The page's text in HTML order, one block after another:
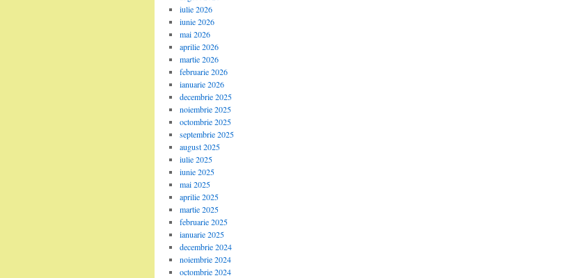
iulie 2026
iunie 2026
mai 2026
aprilie 2026
martie 2026
februarie 2026
ianuarie 2026
decembrie 2025
noiembrie 2025
octombrie 2025
septembrie 2025
august 2025
iulie 2025
iunie 2025
mai 2025
aprilie 2025
martie 2025
februarie 2025
ianuarie 2025
decembrie 2024
noiembrie 2024
octombrie 2024